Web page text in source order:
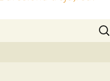
Sök
efter: